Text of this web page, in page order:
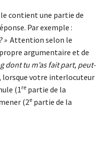
contient une partie de
Par exemple :
» Attention selon le
argumentaire et de
dont tu m’as fait part, peut-
lorsque votre interlocuteur
(1repartie de la
(2epartie de la